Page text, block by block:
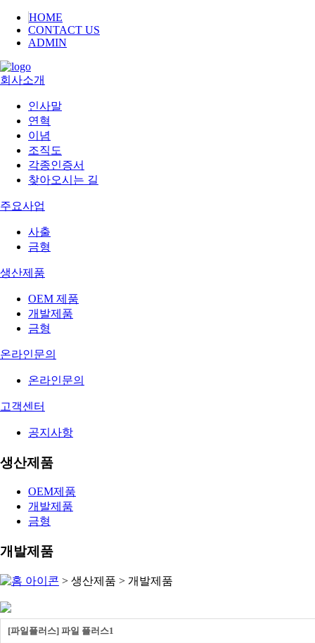
HOME
CONTACT US
ADMIN
회사소개
인사말
연혁
이념
조직도
각종인증서
찾아오시는 길
주요사업
사출
금형
생산제품
OEM 제품
개발제품
금형
온라인문의
온라인문의
고객센터
공지사항
생산제품
OEM제품
개발제품
금형
개발제품
> 생산제품 > 개발제품
[파일플러스] 파일 플러스1